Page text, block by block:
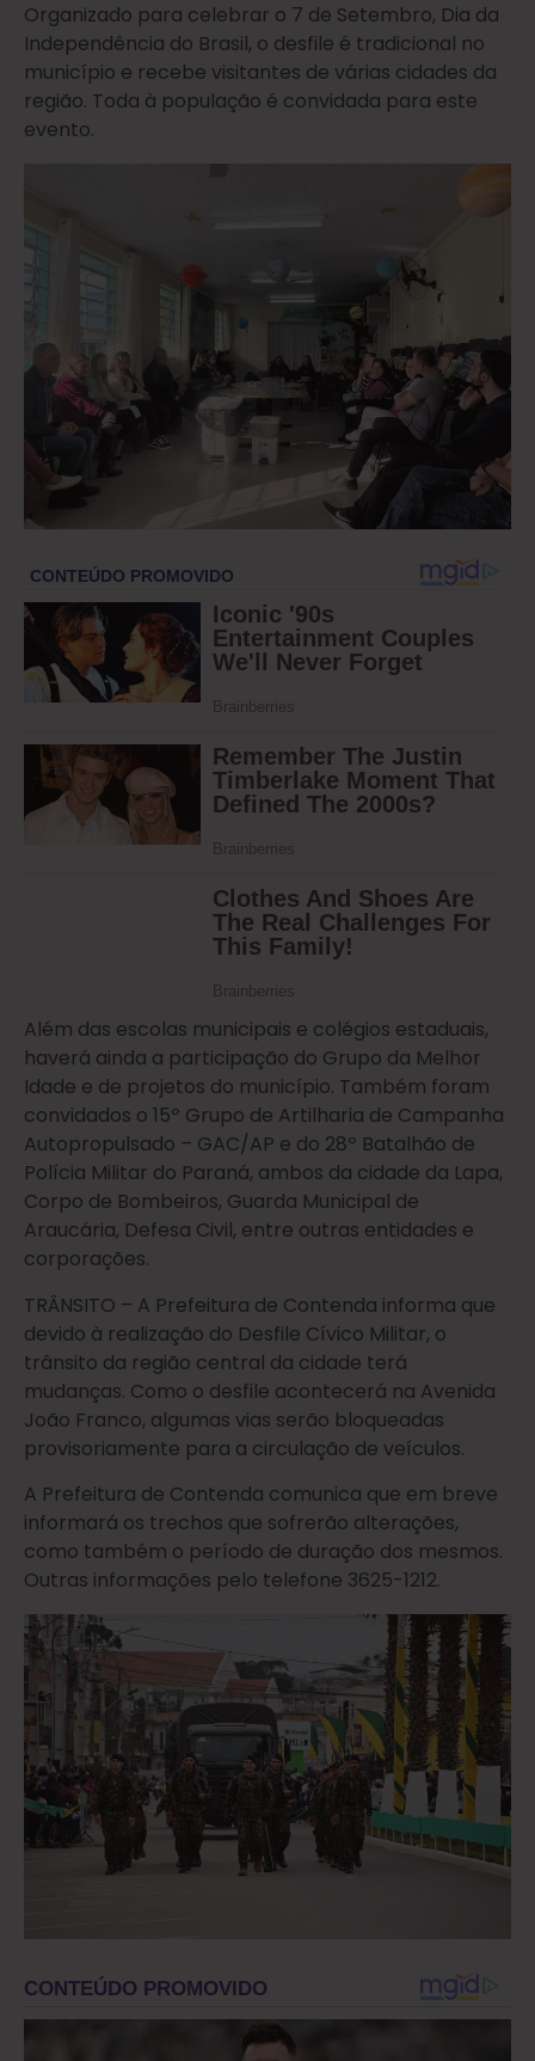
Organizado para celebrar o 7 de Setembro, Dia da
Independência do Brasil, o desfile é tradicional no
município e recebe visitantes de várias cidades da
região. Toda à população é convidada para este
evento.
Além das escolas municipais e colégios estaduais,
haverá ainda a participação do Grupo da Melhor
Idade e de projetos do município. Também foram
convidados o 15º Grupo de Artilharia de Campanha
Autopropulsado – GAC/AP e do 28º Batalhão de
Polícia Militar do Paraná, ambos da cidade da Lapa,
Corpo de Bombeiros, Guarda Municipal de
Araucária, Defesa Civil, entre outras entidades e
corporações.
TRÂNSITO – A Prefeitura de Contenda informa que
devido à realização do Desfile Cívico Militar, o
trânsito da região central da cidade terá
mudanças. Como o desfile acontecerá na Avenida
João Franco, algumas vias serão bloqueadas
provisoriamente para a circulação de veículos.
A Prefeitura de Contenda comunica que em breve
informará os trechos que sofrerão alterações,
como também o período de duração dos mesmos.
Outras informações pelo telefone 3625-1212.